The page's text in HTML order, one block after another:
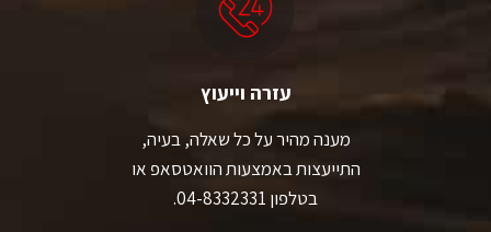
עזרה וייעוץ
מענה מהיר על כל שאלה, בעיה,
התייעצות באמצעות הוואטסאפ או
בטלפון 04-8332331.